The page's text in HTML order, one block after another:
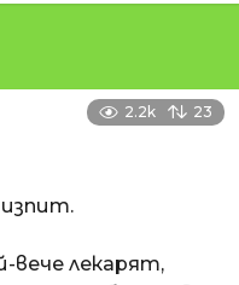
2.2k 23
вече лекарят,